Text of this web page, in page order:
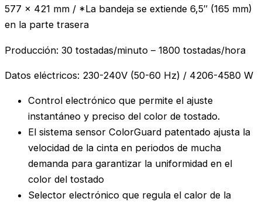
577 x 421 mm / *La bandeja se extiende 6,5″ (165 mm)
en la parte trasera
Producción: 30 tostadas/minuto – 1800 tostadas/hora
Datos eléctricos: 230-240V (50-60 Hz) / 4206-4580 W
Control electrónico que permite el ajuste
instantáneo y preciso del color de tostado.
El sistema sensor ColorGuard patentado ajusta la
velocidad de la cinta en periodos de mucha
demanda para garantizar la uniformidad en el
color del tostado
Selector electrónico que regula el calor de la